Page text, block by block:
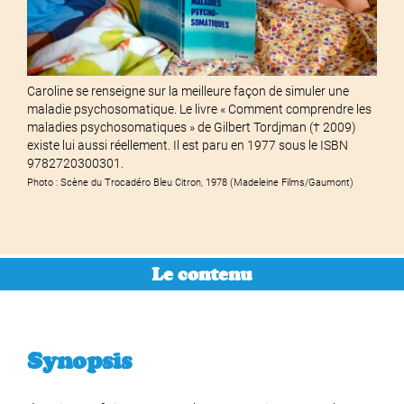
Caroline se renseigne sur la meilleure façon de simuler une
maladie psychosomatique. Le livre « Comment comprendre les
maladies psychosomatiques » de Gilbert Tordjman († 2009)
existe lui aussi réellement. Il est paru en 1977 sous le ISBN
9782720300301.
Photo : Scène du Trocadéro Bleu Citron, 1978 (Madeleine Films/Gaumont)
Le contenu
Synopsis